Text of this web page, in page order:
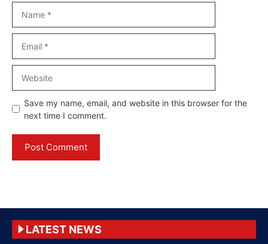
Save my name, email, and website in this browser for the
next time I comment.
LATEST NEWS